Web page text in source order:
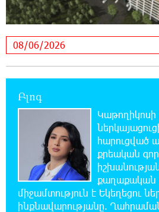
համոզեց ինձ
քաղաքականություն․ Արամ
Մեդիչիների հետքը
11:53:22 6-08-2026
Մի´ հանձնվիր
ողորմածությանը,
Ավետիք Չալաբյանի ուղերձը
11:48:55 6-08-2026
«Չեմ
գործունեությանը»․
Բլոգ
Կաթողիկոսի
հարուցված
քրեական
քաղաքական
միջամտություն է Եկեղեցու
ինքնավարությանը.